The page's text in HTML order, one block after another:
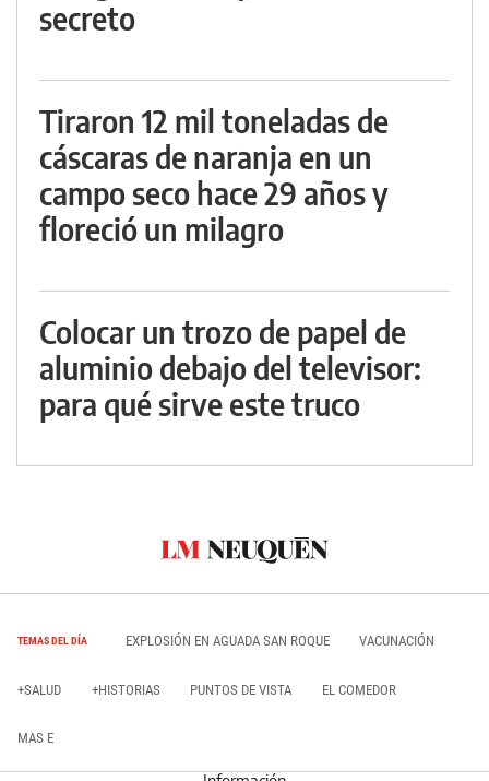
secreto
Tiraron 12 mil toneladas de
cáscaras de naranja en un
campo seco hace 29 años y
floreció un milagro
Colocar un trozo de papel de
aluminio debajo del televisor:
para qué sirve este truco
TEMAS DEL DÍA EXPLOSIÓN EN AGUADA SAN ROQUE VACUNACIÓN
+SALUD +HISTORIAS PUNTOS DE VISTA EL COMEDOR
MAS E